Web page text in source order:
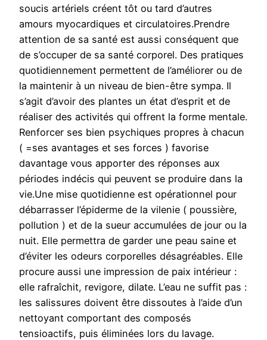
soucis artériels créent tôt ou tard d’autres
amours myocardiques et circulatoires.Prendre
attention de sa santé est aussi conséquent que
de s’occuper de sa santé corporel. Des pratiques
quotidiennement permettent de l’améliorer ou de
la maintenir à un niveau de bien-être sympa. Il
s’agit d’avoir des plantes un état d’esprit et de
réaliser des activités qui offrent la forme mentale.
Renforcer ses bien psychiques propres à chacun
( =ses avantages et ses forces ) favorise
davantage vous apporter des réponses aux
périodes indécis qui peuvent se produire dans la
vie.Une mise quotidienne est opérationnel pour
débarrasser l’épiderme de la vilenie ( poussière,
pollution ) et de la sueur accumulées de jour ou la
nuit. Elle permettra de garder une peau saine et
d’éviter les odeurs corporelles désagréables. Elle
procure aussi une impression de paix intérieur :
elle rafraîchit, revigore, dilate. L’eau ne suffit pas :
les salissures doivent être dissoutes à l’aide d’un
nettoyant comportant des composés
tensioactifs, puis éliminées lors du lavage.